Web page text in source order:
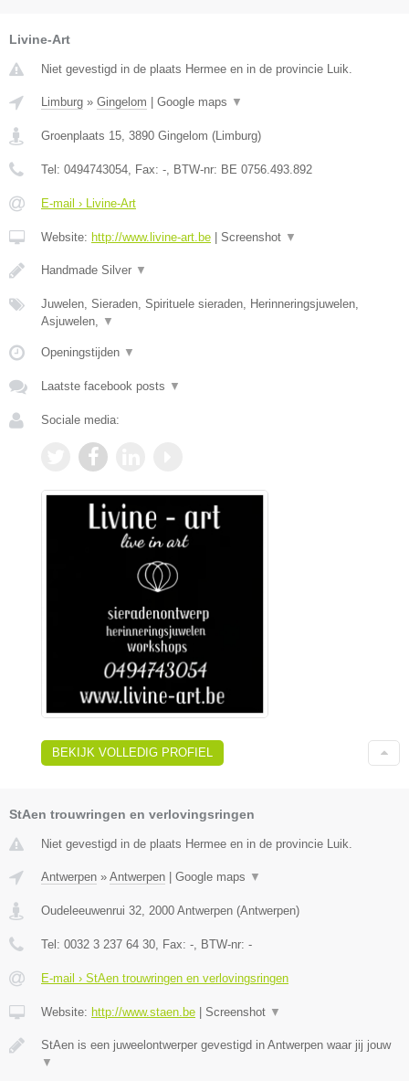
Livine-Art
Niet gevestigd in de plaats Hermee en in de provincie Luik.
Limburg » Gingelom Google maps ▼
Groenplaats 15, 3890 Gingelom (Limburg)
Tel: 0494743054, Fax: -, BTW-nr: BE 0756.493.892
E-mail › Livine-Art
Website: http://www.livine-art.be Screenshot ▼
Handmade Silver ▼
Juwelen, Sieraden, Spirituele sieraden, Herinneringsjuwelen,
Asjuwelen, ▼
Openingstijden ▼
Laatste facebook posts ▼
Sociale media:
BEKIJK VOLLEDIG PROFIEL
StAen trouwringen en verlovingsringen
Niet gevestigd in de plaats Hermee en in de provincie Luik.
Antwerpen » Antwerpen Google maps ▼
Oudeleeuwenrui 32, 2000 Antwerpen (Antwerpen)
Tel: 0032 3 237 64 30, Fax: -, BTW-nr: -
E-mail › StAen trouwringen en verlovingsringen
Website: http://www.staen.be Screenshot ▼
StAen is een juweelontwerper gevestigd in Antwerpen waar jij jouw
▼